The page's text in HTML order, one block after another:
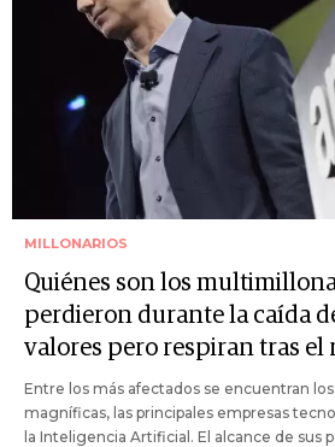
MILLONARIOS
Quiénes son los
perdieron durante la caída
valores pero respiran tras el
Entre los más afectados se encuentran los
magníficas, las principales empresas
la Inteligencia Artificial. El alcance de sus